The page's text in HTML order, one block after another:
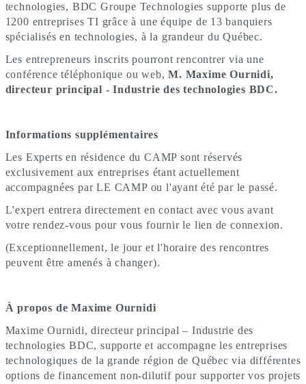
technologies, BDC Groupe Technologies supporte plus de
1200 entreprises TI grâce à une équipe de 13 banquiers
spécialisés en technologies, à la grandeur du Québec.
Les entrepreneurs inscrits pourront rencontrer via une
conférence téléphonique ou web,M. Maxime Ournidi,
directeur principal - Industrie des technologies BDC.
Informations supplémentaires
Les Experts en résidence du CAMP sont réservés
exclusivement aux entreprises étant actuellement
accompagnées par LE CAMP ou l'ayant été par le passé.
L'expert entrera directement en contact avec vous avant
votre rendez-vous pour vous fournir le lien de connexion.
(Exceptionnellement, le jour et l'horaire des rencontres
peuvent être amenés à changer).
À propos de Maxime Ournidi
Maxime Ournidi, directeur principal – Industrie des
technologies BDC, supporte et accompagne les entreprises
technologiques de la grande région de Québec via différentes
options de financement non-dilutif pour supporter vos projets